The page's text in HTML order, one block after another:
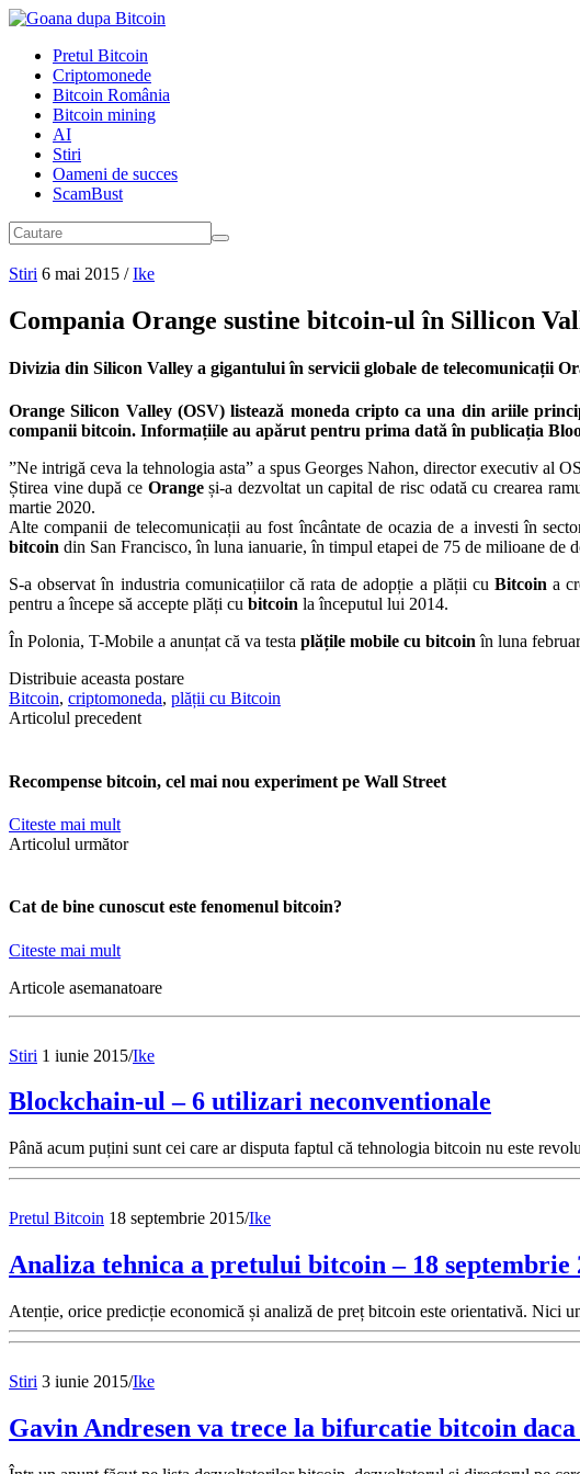
Pretul Bitcoin
Criptomonede
Bitcoin România
Bitcoin mining
AI
Stiri
Oameni de succes
ScamBust
Stiri 6 mai 2015 / Ike
Compania Orange sustine bitcoin-ul în Sillicon
Divizia din Silicon Valley a gigantului în servicii globale de telecomunicații
Orange Silicon Valley (OSV) listează moneda cripto ca una din ariile
companii bitcoin. Informațiile au apărut pentru prima dată în publicația
”Ne intrigă ceva la tehnologia asta” a spus Georges Nahon, director executiv al
Știrea vine după ce Orangeși-a dezvoltat un capital de risc odată cu crearea
martie 2020.
Alte companii de telecomunicații au fost încântate de ocazia de a investi în
bitcoin din San Francisco, în luna ianuarie, în timpul etapei de 75 de milioane de
S-a observat în industria comunicațiilor că rata de adopție a plății cuBitcoin a
pentru a începe să accepte plăți cu bitcoin la începutul lui 2014.
În Polonia, T-Mobile a anunțat că va testa plățile mobile cu bitcoinîn luna
Distribuie aceasta postare
Bitcoin, criptomoneda, plății cu Bitcoin
Articolul precedent
Recompense bitcoin, cel mai nou experiment pe Wall Street
Citeste mai mult
Articolul următor
Cat de bine cunoscut este fenomenul bitcoin?
Citeste mai mult
Articole asemanatoare
Stiri 1 iunie 2015/Ike
Blockchain-ul – 6 utilizari neconventionale
Până acum puțini sunt cei care ar disputa faptul că tehnologia bitcoin nu este
Pretul Bitcoin 18 septembrie 2015/Ike
Analiza tehnica a pretului bitcoin – 18 septembrie
Atenție, orice predicție economică și analiză de preț bitcoin este orientativă. Nici
Stiri 3 iunie 2015/Ike
Gavin Andresen va trece la bifurcatie bitcoin